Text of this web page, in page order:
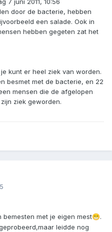
7 juni 2011, 10:56
door de bacterie, hebben
een salade. Ook in
hebben gegeten zat het
kunt er heel ziek van worden.
besmet met de bacterie, en 22
mensen die de afgelopen
ziek geworden.
met je eigen mest😁.
leidde nog